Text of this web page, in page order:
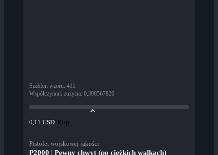
Szablon wzoru: 411
Współczynnik zużycia: 0,398567826
0,11 USD Kup
Pistolet wojskowej jakości
P2000 | Pewny chwyt (po ciężkich walkach)